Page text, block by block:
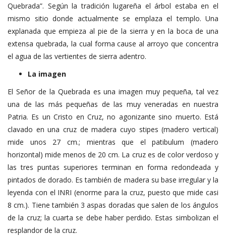
Quebrada”. Según la tradición lugareña el árbol estaba en el
mismo sitio donde actualmente se emplaza el templo. Una
explanada que empieza al pie de la sierra y en la boca de una
extensa quebrada, la cual forma cause al arroyo que concentra
el agua de las vertientes de sierra adentro.
La imagen
El Señor de la Quebrada es una imagen muy pequeña, tal vez
una de las más pequeñas de las muy veneradas en nuestra
Patria. Es un Cristo en Cruz, no agonizante sino muerto. Está
clavado en una cruz de madera cuyo stipes (madero vertical)
mide unos 27 cm.; mientras que el patibulum (madero
horizontal) mide menos de 20 cm. La cruz es de color verdoso y
las tres puntas superiores terminan en forma redondeada y
pintados de dorado. Es también de madera su base irregular y la
leyenda con el INRI (enorme para la cruz, puesto que mide casi
8 cm.). Tiene también 3 aspas doradas que salen de los ángulos
de la cruz; la cuarta se debe haber perdido. Estas simbolizan el
resplandor de la cruz.